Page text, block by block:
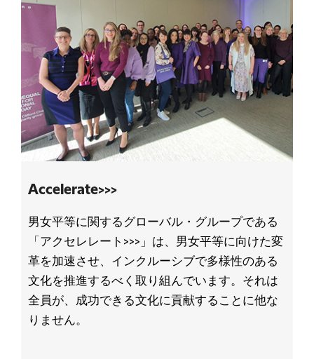
Accelerate>>>
男女平等に関するグローバル・グループである
「アクセレレート>>>」は、男女平等に向けた変
革を加速させ、インクルーシブで多様性のある
文化を推進するべく取り組んでいます。それは
全員が、成功できる文化に貢献することに他な
りません。